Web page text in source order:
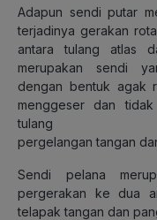
Adapun sendi putar
terjadinya gerakan
antara tulang atlas
merupakan sendi
dengan bentuk agak
menggeser dan
tulang
pergelangan tangan
Sendi pelana
pergerakan ke dua
telapak tangan dan